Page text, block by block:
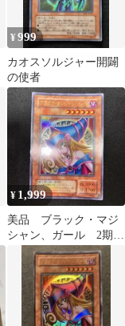
¥999
カオスソルジャー開闢
の使者
¥ 1,999
美品 ブラック・マジ
シャン、ガール 2期
ウルトラレア